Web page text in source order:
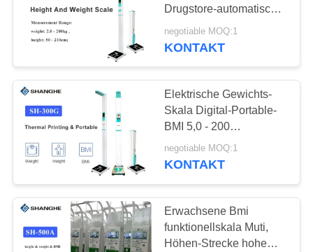
SITEMAP
PRIVACY
POLICY
Drugstore-automatische
Body-Maß-Index-Skala
negotiable MOQ:1
KONTAKT
Elektrische Gewichts-
Skala Digital-Portable-
BMI 5,0 - 200
Kilogramm-Gewichts-
Strecke CER Zertifikat
negotiable MOQ:1
KONTAKT
Erwachsene Bmi
funktionellskala Muti,
Höhen-Strecke hohe